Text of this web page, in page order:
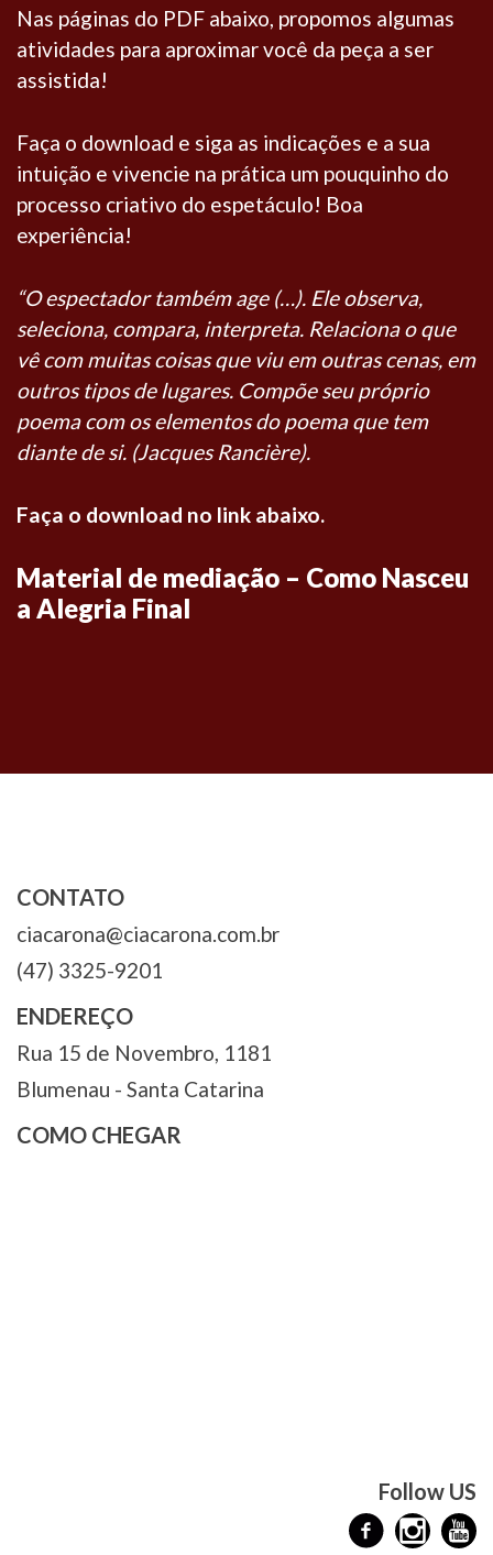
Nas páginas do PDF abaixo, propomos algumas
atividades para aproximar você da peça a ser
assistida!
Faça o download e siga as indicações e a sua
intuição e vivencie na prática um pouquinho do
processo criativo do espetáculo! Boa
experiência!
“O espectador também age (…). Ele observa,
seleciona, compara, interpreta. Relaciona o que
vê com muitas coisas que viu em outras cenas, em
outros tipos de lugares. Compõe seu próprio
poema com os elementos do poema que tem
diante de si. (Jacques Rancière).
Faça o download no link abaixo.
Material de mediação – Como Nasceu
a Alegria Final
CONTATO
ciacarona@ciacarona.com.br
(47) 3325-9201
ENDEREÇO
Rua 15 de Novembro, 1181
Blumenau - Santa Catarina
COMO CHEGAR
Follow US